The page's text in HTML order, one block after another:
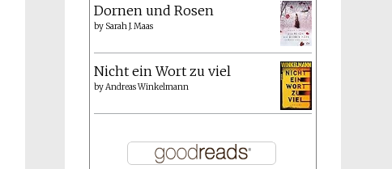
Dornen und Rosen
by Sarah J. Maas
Nicht ein Wort zu viel
byAndreas Winkelmann